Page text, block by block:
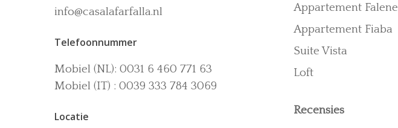
info@casalafarfalla.nl
Telefoonnummer
Mobiel (NL): 0031 6 460 771 63
Mobiel (IT) : 0039 333 784 3069
Locatie
Appartement Falene
Appartement Fiaba
Suite Vista
Loft
Recensies